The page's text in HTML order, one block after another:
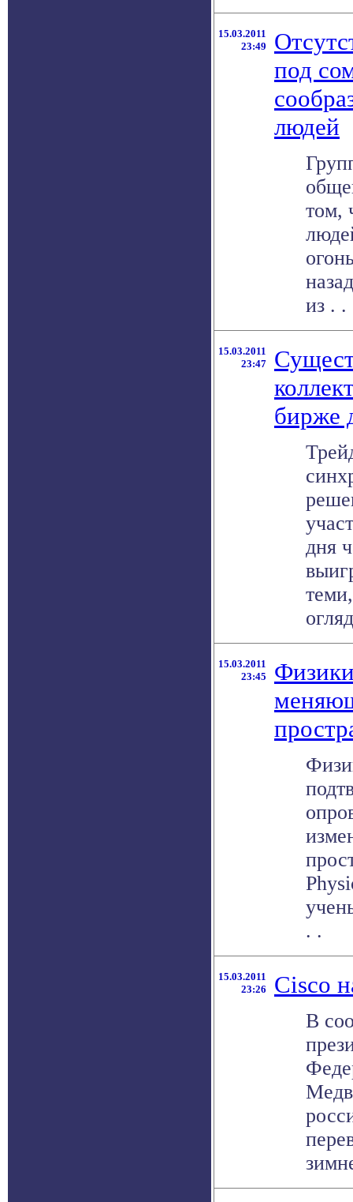
15.03.2011
23:49
под
людей
том,
из . .
15.03.2011
23:47
бирже
дня
15.03.2011
23:45
. .
15.03.2011
23:26
Cisco
В